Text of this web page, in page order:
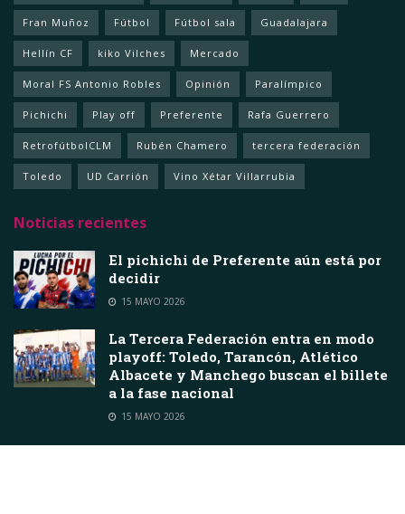
Fran Muñoz Fútbol Fútbol sala Guadalajara
Hellín CF kiko Vilches Mercado
Moral FS Antonio Robles Opinión Paralímpico
Pichichi Play off Preferente Rafa Guerrero
RetrofútbolCLM Rubén Chamero tercera federación
Toledo UD Carrión Vino Xétar Villarrubia
Noticias recientes
El pichichi de Preferente aún está por
decidir
15 MAYO 2026
La Tercera Federación entra en modo
playoff: Toledo, Tarancón, Atlético
Albacete y Manchego buscan el billete
a la fase nacional
15 MAYO 2026